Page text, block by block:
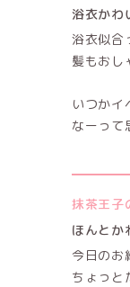
浴衣かわ
浴衣似合
髪もおし
いつかイ
なーって
抹茶王子
ほんとか
今日のお
ちょっと